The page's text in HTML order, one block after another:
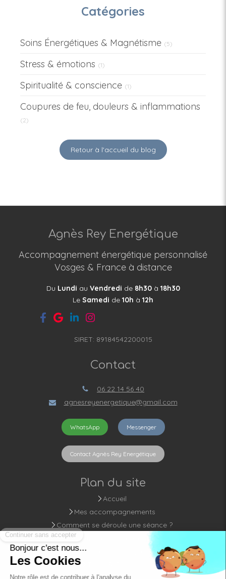
Catégories
Soins Énergétiques & Magnétisme (5)
Stress & émotions (1)
Spiritualité & conscience (1)
Coupures de feu, douleurs & inflammations
(2)
Retour à l'accueil du blog
Agnès Rey Energétique
Accompagnement énergétique personnalisé
Vosges & France à distance
Du Lundi au Vendredi de 8h30à 18h30
Le Samedi de 10h à 12h
SIRET: 89184542200015
Contact
06 22 14 56 40
agnesreyenergetique@gmail.com
WhatsApp Messenger
Contact Agnès Rey Energétique
Plan du site
Accueil
Mes accompagnements
Comment se déroule une séance ?
Magnétisme Naturel Conscient
Développer son magnétisme